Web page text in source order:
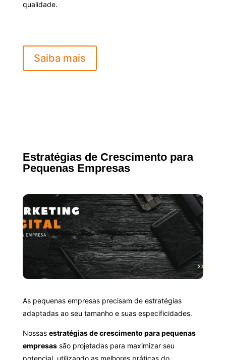
qualidade.
Saiba mais
Estratégias de Crescimento para
Pequenas Empresas
As pequenas empresas precisam de estratégias
adaptadas ao seu tamanho e suas especificidades.
Nossas estratégias de crescimento para pequenas
empresassão projetadas para maximizar seu
potencial, utilizando as melhores práticas do